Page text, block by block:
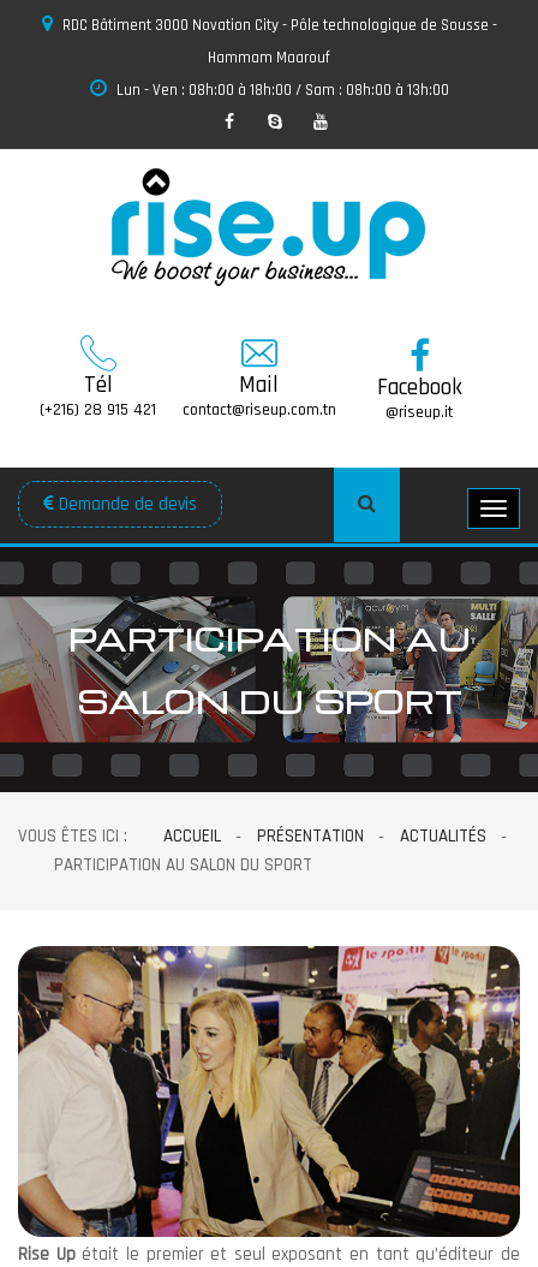
RDC Bâtiment 3000 Novation City - Pôle technologique de Sousse -
Hammam Maarouf
Lun - Ven : 08h:00 à 18h:00 / Sam : 08h:00 à 13h:00
Tél
(+216) 28 915 421
Mail
contact@riseup.com.tn
Facebook
@riseup.it
Demande de devis
PARTICIPATION AU
SALON DU SPORT
VOUS ÊTES ICI : ACCUEIL PRÉSENTATION
ACTUALITÉS
PARTICIPATION AU SALON DU SPORT
Rise Upétait le premier et seul exposant en tant qu’éditeur de